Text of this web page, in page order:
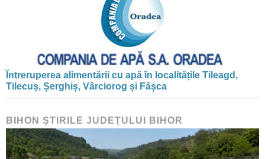
Întreruperea alimentării cu apă în localitățile Tileagd,
Tilecuș, Șerghiș, Vârciorog și Fâșca
BIHON ŞTIRILE JUDEŢULUI BIHOR